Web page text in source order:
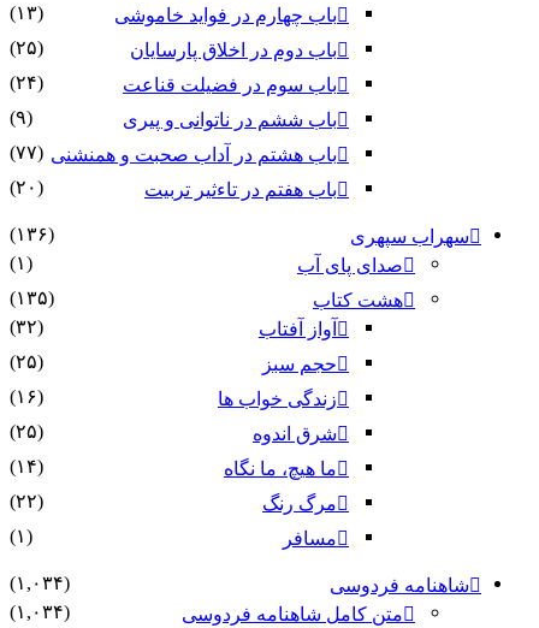
باب چهارم در فواید خاموشى
(۱۳)
باب دوم در اخلاق پارسایان
(۲۵)
باب سوم در فضیلت قناعت
(۲۴)
باب ششم در ناتوانى و پیرى
(۹)
باب هشتم در آداب صحبت و همنشنى (۷۷)
باب هفتم در تاءثیر تربیت
(۲۰)
سهراب سپهری
(۱۳۶)
صدای پای آب
(۱)
هشت کتاب
(۱۳۵)
آواز آفتاب
(۳۲)
حجم سبز
(۲۵)
زندگی خواب ها
(۱۶)
شرق اندوه
(۲۵)
ما هیچ، ما نگاه
(۱۴)
مرگ رنگ
(۲۲)
مسافر
(۱)
شاهنامه فردوسی
(۱,۰۳۴)
متن کامل شاهنامه فردوسی
(۱,۰۳۴)